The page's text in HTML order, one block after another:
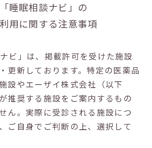
「睡眠相談ナビ」の
用に関する注意事項
ビ」は、掲載許可を受けた施設
更新しております。特定の医薬品
設やエーザイ株式会社（以下
推奨する施設をご案内するもの
ん。実際に受診される施設につ
ご自身でご判断の上、選択して